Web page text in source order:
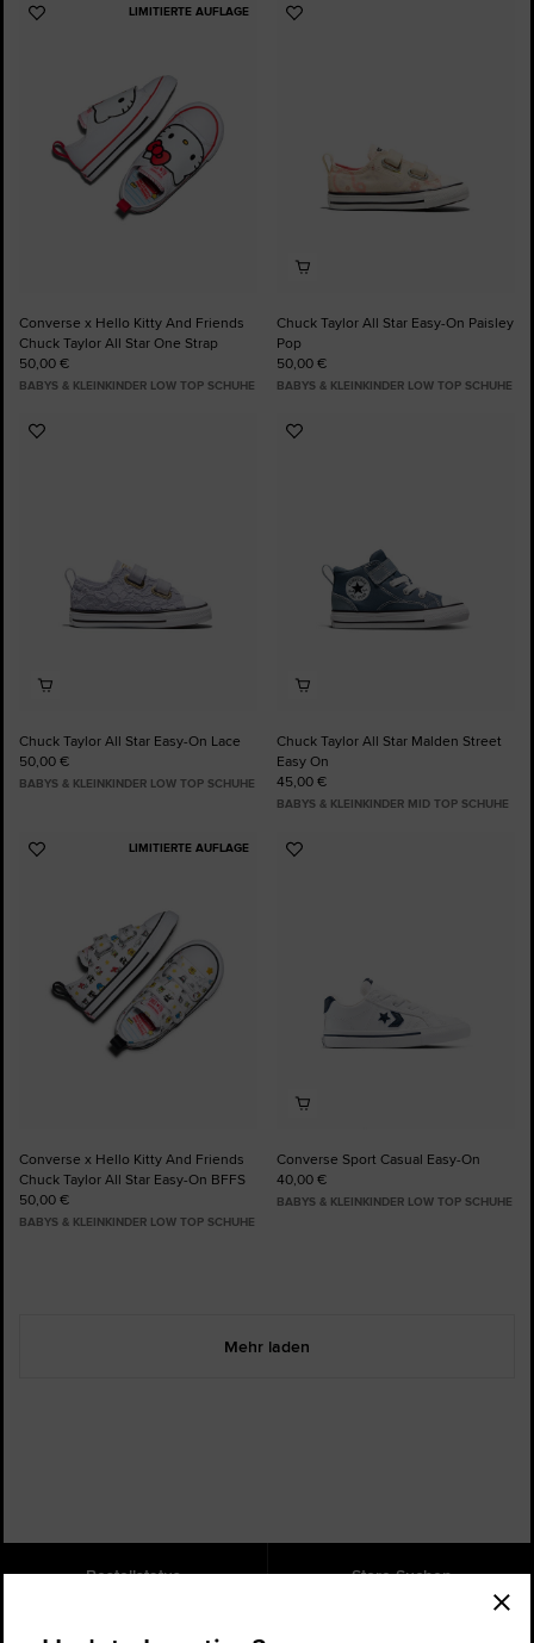
LIMITIERTE AUFLAGE
Zu
Converse x Hello Kitty And Friends
Chuck Taylor All Star One Strap
50,00 €
BABYS & KLEINKINDER LOW TOP SCHUHE
Zu
Chuck Taylor All Star Easy-On Paisley
Pop
50,00 €
BABYS & KLEINKINDER LOW TOP SCHUHE
Zu
Chuck Taylor All Star Easy-On Lace
50,00 €
BABYS & KLEINKINDER LOW TOP SCHUHE
Zu
Chuck Taylor All Star Malden Street
Easy On
45,00 €
BABYS & KLEINKINDER MID TOP SCHUHE
LIMITIERTE AUFLAGE
Zu
Converse x Hello Kitty And Friends
Chuck Taylor All Star Easy-On BFFS
50,00 €
BABYS & KLEINKINDER LOW TOP SCHUHE
Zu
Converse Sport Casual Easy-On
40,00 €
BABYS & KLEINKINDER LOW TOP SCHUHE
Mehr laden
Bestellstatus Store Suchen
Über uns